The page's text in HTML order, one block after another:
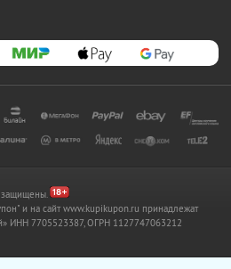
и на сайт www.kupikupon.ru принадлежат
ИНН 7705523387, ОГРН 1127747063212